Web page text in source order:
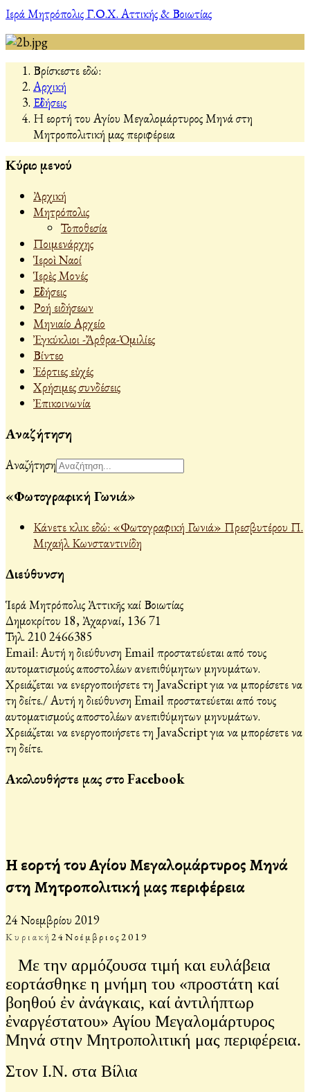
Ιερά Μητρόπολις Γ.Ο.Χ. Αττικής & Βοιωτίας
Βρίσκεστε εδώ:
Αρχική
Εἰδήσεις
Η εορτή του Αγίου Μεγαλομάρτυρος Μηνά στη
Μητροπολιτική μας περιφέρεια
Κύριο μενού
Ἀρχική
Μητρόπολις
Τοποθεσία
Ποιμενάρχης
Ἱεροὶ Ναοί
Ἱερὲς Μονές
Εἰδήσεις
Ροή ειδήσεων
Μηνιαίο Αρχείο
Ἐγκύκλιοι -Ἄρθρα-Ὁμιλίες
Βίντεο
Ἐόρτιες εὐχές
Χρήσιμες συνδέσεις
Ἐπικοινωνία
Αναζήτηση
Αναζήτηση
«Φωτογραφική Γωνιά»
Κάνετε κλικ εδώ: «Φωτογραφική Γωνιά» Πρεσβυτέρου Π.
Μιχαήλ Κωνσταντινίδη
Διεύθυνση
Ἱερά Μητρόπολις Ἀττικῆς καί Βοιωτίας
Δημοκρίτου 18, Ἀχαρναί, 136 71
Τηλ. 210 2466385
Email: Αυτή η διεύθυνση Email προστατεύεται από τους
αυτοματισμούς αποστολέων ανεπιθύμητων μηνυμάτων.
Χρειάζεται να ενεργοποιήσετε τη JavaScript για να μπορέσετε να
τη δείτε./Αυτή η διεύθυνση Email προστατεύεται από τους
αυτοματισμούς αποστολέων ανεπιθύμητων μηνυμάτων.
Χρειάζεται να ενεργοποιήσετε τη JavaScript για να μπορέσετε να
τη δείτε.
Ακολουθήστε μας στο Facebook
Η εορτή του Αγίου Μεγαλομάρτυρος Μηνά
στη Μητροπολιτική μας περιφέρεια
24 Νοεμβρίου 2019
Κυριακή24Νοέμβριος2019
Με την αρμόζουσα τιμή και ευλάβεια
εορτάσθηκε η μνήμη του «προστάτη καί
βοηθού ἐν ἀνάγκαις, καί ἀντιλήπτωρ
ἐναργέστατου» Αγίου Μεγαλομάρτυρος
Μηνά στην Μητροπολιτική μας περιφέρεια.
Στον Ι.Ν. στα Βίλια